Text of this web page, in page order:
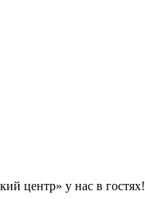
центр» у нас в гостях!